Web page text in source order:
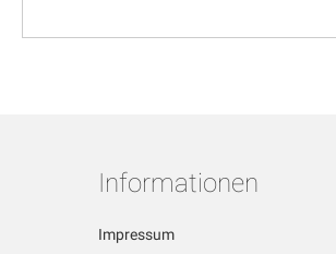
Informationen
Impressum